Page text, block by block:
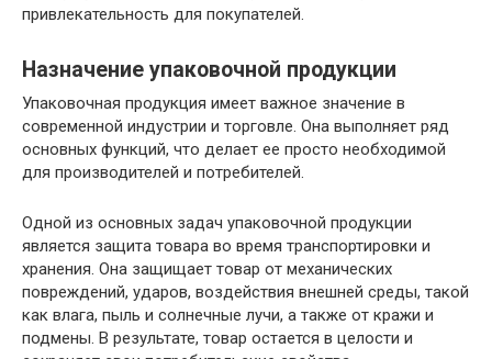
привлекательность для покупателей.
Назначение упаковочной продукции
Упаковочная продукция имеет важное значение в
современной индустрии и торговле. Она выполняет ряд
основных функций, что делает ее просто необходимой
для производителей и потребителей.
Одной из основных задач упаковочной продукции
является защита товара во время транспортировки и
хранения. Она защищает товар от механических
повреждений, ударов, воздействия внешней среды, такой
как влага, пыль и солнечные лучи, а также от кражи и
подмены. В результате, товар остается в целости и